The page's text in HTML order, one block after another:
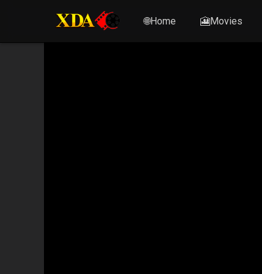
🌐Home 🎦Movies